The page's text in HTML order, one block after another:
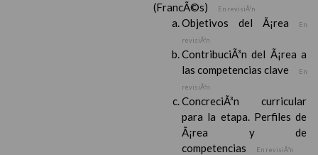
(FrancÃ©s) En revisiÃ³n
Objetivos del Ã¡rea
En
revisiÃ³n
ContribuciÃ³n del Ã¡rea a
las competencias clave
En
revisiÃ³n
ConcreciÃ³n curricular
para la etapa. Perfiles de
Ã¡rea y de
competencias
En revisiÃ³n